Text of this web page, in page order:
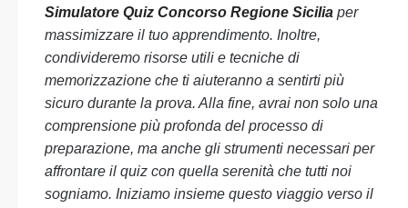
Simulatore Quiz Concorso Regione Sicilia per
massimizzare il tuo apprendimento. Inoltre,
condivideremo risorse utili e tecniche di
memorizzazione che ti aiuteranno a sentirti più
sicuro durante la prova. Alla fine, avrai non solo una
comprensione più profonda del processo di
preparazione, ma anche gli strumenti necessari per
affrontare il quiz con quella serenità che tutti noi
sogniamo. Iniziamo insieme questo viaggio verso il